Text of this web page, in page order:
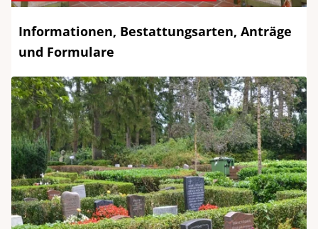
Informationen, Bestattungsarten, Anträge
und Formulare